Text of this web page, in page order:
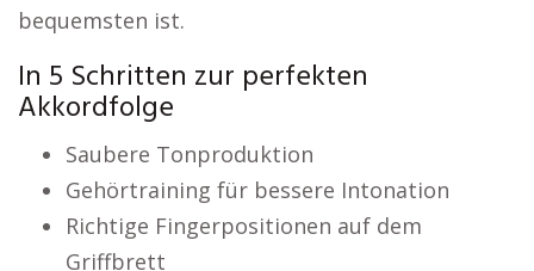
bequemsten ist.
In 5 Schritten zur perfekten
Akkordfolge
Saubere Tonproduktion
Gehörtraining für bessere Intonation
Richtige Fingerpositionen auf dem
Griffbrett